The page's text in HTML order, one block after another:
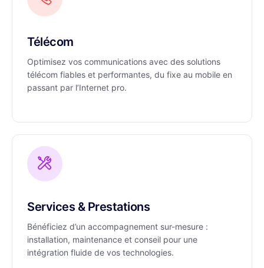
Télécom
Optimisez vos communications avec des solutions
télécom fiables et performantes, du fixe au mobile en
passant par l’Internet pro.
Services & Prestations
Bénéficiez d’un accompagnement sur-mesure :
installation, maintenance et conseil pour une
intégration fluide de vos technologies.